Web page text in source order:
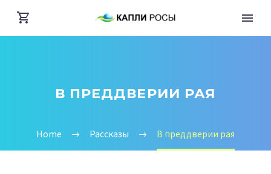
В ПРЕДДВЕРИИ РАЯ
Home Рассказы В преддверии рая